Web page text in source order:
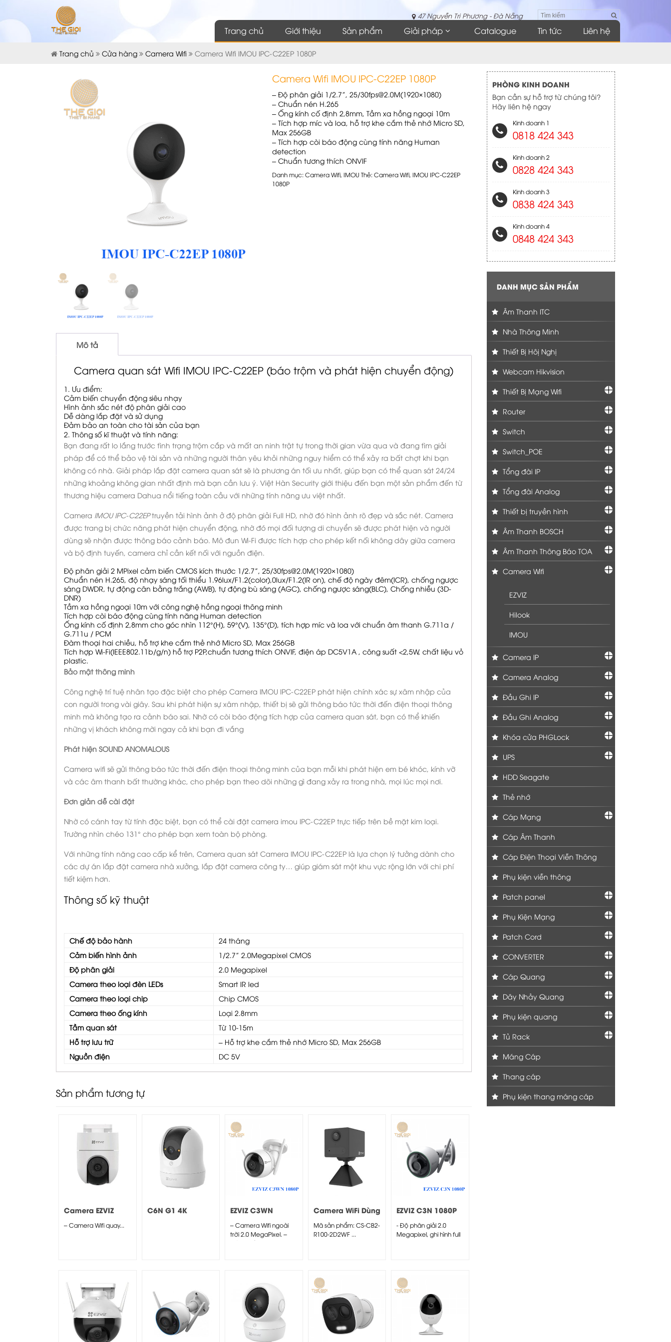
47 Nguyễn Tri Phương - Đà Nẵng
Trang chủ Giới thiệu Sản phẩm Giải pháp Catalogue Tin tức Liên hệ
Trang chủ Cửa hàng Camera Wifi Camera Wifi IMOU IPC-C22EP 1080P
Camera Wifi IMOU IPC-C22EP 1080P
– Độ phân giải 1/2.7”, 25/30fps@2.0M(1920×1080)
– Chuẩn nén H.265
– Ống kính cố định 2,8mm, Tầm xa hồng ngoại 10m
– Tích hợp míc và loa, hỗ trợ khe cắm thẻ nhớ Micro SD,
Max 256GB
– Tích hợp còi báo động cùng tính năng Human
detection
– Chuẩn tương thích ONVIF
Danh mục:Camera Wifi, IMOU Thẻ:Camera Wifi, IMOU IPC-C22EP
1080P
Mô tả
Camera quan sát Wifi IMOU IPC-C22EP (báo trộm và phát hiện chuyển động)
1. Ưu điểm:
Cảm biến chuyển động siêu nhạy
Hình ảnh sắc nét độ phân giải cao
Dễ dàng lắp đặt và sử dụng
Đảm bảo an toàn cho tài sản của bạn
2. Thông số kĩ thuật và tính năng:
Bạn đang rất lo lắng trước tình trạng trộm cắp và mất an ninh trật tự trong thời gian vừa qua và đang tìm giải
pháp để có thể bảo vệ tài sản và những người thân yêu khỏi những nguy hiểm có thể xảy ra bất chợt khi bạn
không có nhà. Giải pháp lắp đặt camera quan sát sẽ là phương án tối ưu nhất, giúp bạn có thể quan sát 24/24
những khoảng không gian nhất định mà bạn cần lưu ý. Việt Hàn Security giới thiệu đến bạn một sản phẩm đến từ
thương hiệu camera Dahua nổi tiếng toàn cầu với những tính năng ưu việt nhất.
Camera IMOU IPC-C22EP truyền tải hình ảnh ở độ phân giải Full HD, nhờ đó hình ảnh rõ đẹp và sắc nét. Camera
được trang bị chức năng phát hiện chuyển động, nhờ đó mọi đối tượng di chuyển sẽ được phát hiện và người
dùng sẽ nhận được thông báo cảnh báo. Mô đun Wi-Fi được tích hợp cho phép kết nối không dây giữa camera
và bộ định tuyến, camera chỉ cần kết nối với nguồn điện.
Độ phân giải 2 MPixel cảm biến CMOS kích thước 1/2.7”, 25/30fps@2.0M(1920×1080)
Chuẩn nén H.265, độ nhạy sáng tối thiểu 1.96lux/F1.2(color),0lux/F1.2(IR on), chế độ ngày đêm(ICR), chống ngược
sáng DWDR, tự động cân bằng trắng (AWB), tự động bù sáng (AGC), chống ngược sáng(BLC), Chống nhiễu (3D-
DNR)
Tầm xa hồng ngoại 10m với công nghệ hồng ngoại thông minh
Tích hợp còi báo động cùng tính năng Human detection
Ống kính cố định 2,8mm cho góc nhìn 112°(H), 59°(V), 135°(D), tích hợp míc và loa với chuẩn âm thanh G.711a /
G.711u / PCM
Đàm thoại hai chiều, hỗ trợ khe cắm thẻ nhớ Micro SD, Max 256GB
Tích hợp Wi-Fi(IEEE802.11b/g/n) hỗ trợ P2P,chuẩn tương thích ONVIF, điện áp DC5V1A , công suất <2,5W, chất liệu vỏ
plastic.
Bảo mật thông minh
Công nghệ trí tuệ nhân tạo đặc biệt cho phép Camera IMOU IPC-C22EP phát hiện chính xác sự xâm nhập của
con người trong vài giây. Sau khi phát hiện sự xâm nhập, thiết bị sẽ gửi thông báo tức thời đến điện thoại thông
minh mà không tạo ra cảnh báo sai. Nhờ có còi báo động tích hợp của camera quan sát, bạn có thể khiến
những vị khách không mời ngay cả khi bạn đi vắng
Phát hiện SOUND ANOMALOUS
Camera wifi sẽ gửi thông báo tức thời đến điện thoại thông minh của bạn mỗi khi phát hiện em bé khóc, kính vỡ
và các âm thanh bất thường khác, cho phép bạn theo dõi những gì đang xảy ra trong nhà, mọi lúc mọi nơi.
Đơn giản dễ cài đặt
Nhờ có cánh tay từ tính đặc biệt, bạn có thể cài đặt camera imou IPC-C22EP trực tiếp trên bề mặt kim loại.
Trường nhìn chéo 131° cho phép bạn xem toàn bộ phòng.
Với những tính năng cao cấp kể trên, Camera quan sát Camera IMOU IPC-C22EP là lựa chọn lý tưởng dành cho
các dự án lắp đặt camera nhà xưởng, lắp đặt camera công ty… giúp giám sát một khu vực rộng lớn với chi phí
tiết kiệm hơn.
Thông số kỹ thuật
Chế độ bảo hành
24 tháng
Cảm biến hình ảnh
1/2.7” 2.0Megapixel CMOS
Độ phân giải
2.0 Megapixel
Camera theo loại đèn LEDs
Smart IR led
Camera theo loại chip
Chip CMOS
Camera theo ống kính
Loại 2.8mm
Tầm quan sát
Từ 10-15m
Hỗ trợ lưu trữ
– Hỗ trợ khe cắm thẻ nhớ Micro SD, Max 256GB
Nguồn điện
DC 5V
Sản phẩm tương tự
Camera EZVIZ
H8C 4MP
– Camera Wifi quay...
C6N G1 4K
EZVIZ C3WN
1080P
– Camera Wifi ngoài
trời 2.0 MegaPixel. –
Cảm biến 1/2.9″...
Camera WiFi Dùng
Pin CB2 Mini
Mã sản phẩm: CS-CB2-
R100-2D2WF ...
EZVIZ C3N 1080P
- Độ phân giải 2.0
Megapixel, ghi hình full
PHÒNG KINH DOANH
Bạn cần sự hỗ trợ từ chúng tôi?
Hãy liên hệ ngay
Kinh doanh 1
0818 424 343
Kinh doanh 2
0828 424 343
Kinh doanh 3
0838 424 343
Kinh doanh 4
0848 424 343
DANH MỤC SẢN PHẨM
Âm Thanh ITC
Nhà Thông Minh
Thiết Bị Hôị Nghị
Webcam Hikvision
Thiết Bị Mạng Wifi
Router
Switch
Switch_POE
Tổng đài IP
Tổng đài Analog
Thiết bị truyền hình
Âm Thanh BOSCH
Âm Thanh Thông Báo TOA
Camera Wifi
EZVIZ
Hilook
IMOU
Camera IP
Camera Analog
Đầu Ghi IP
Đầu Ghi Analog
Khóa cửa PHGLock
UPS
HDD Seagate
Thẻ nhớ
Cáp Mạng
Cáp Âm Thanh
Cáp Điện Thoại Viễn Thông
Phụ kiện viễn thông
Patch panel
Phụ Kiện Mạng
Patch Cord
CONVERTER
Cáp Quang
Dây Nhảy Quang
Phụ kiện quang
Tủ Rack
Máng Cáp
Thang cáp
Phụ kiện thang máng cáp